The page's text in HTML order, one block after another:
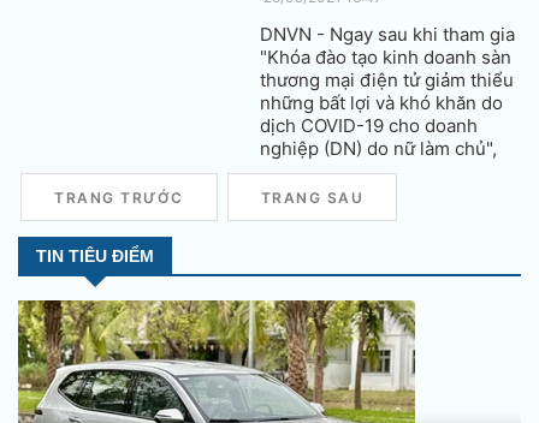
DNVN - Ngay sau khi tham gia
"Khóa đào tạo kinh doanh sàn
thương mại điện tử giảm thiểu
những bất lợi và khó khăn do
dịch COVID-19 cho doanh
nghiệp (DN) do nữ làm chủ",
đã có hơn 40 DN đăng ký và
hoàn thiện thủ tục cần thiết để
đưa hàng hóa lên các sàn
TRANG TRƯỚC TRANG SAU
TIN TIÊU ĐIỂM